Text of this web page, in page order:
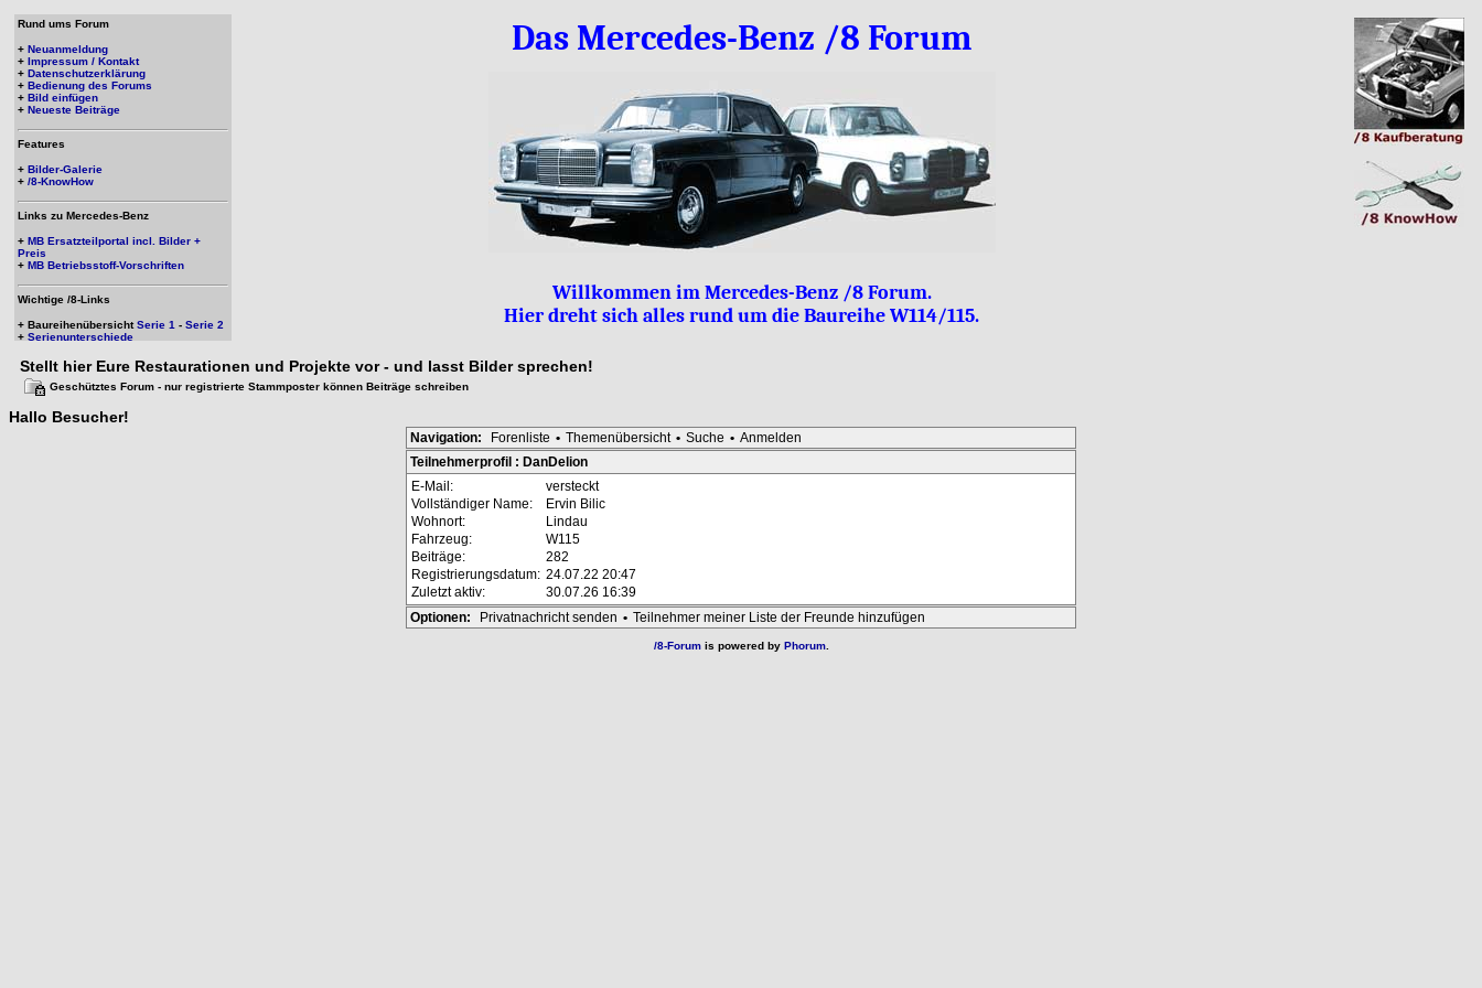
Rund ums Forum
+ Neuanmeldung
+ Impressum / Kontakt
+ Datenschutzerklärung
+ Bedienung des Forums
+ Bild einfügen
+ Neueste Beiträge
Features
+ Bilder-Galerie
+ /8-KnowHow
Links zu Mercedes-Benz
+ MB Ersatzteilportal incl. Bilder +
Preis
+ MB Betriebsstoff-Vorschriften
Wichtige /8-Links
+ BaureihenübersichtSerie 1 - Serie 2
+ Serienunterschiede
Das Mercedes-Benz /8 Forum
Willkommen im Mercedes-Benz /8 Forum.
Hier dreht sich alles rund um die Baureihe W114/115.
Stellt hier Eure Restaurationen und Projekte vor - und lasst Bilder sprechen!
Geschütztes Forum - nur registrierte Stammposter können Beiträge schreiben
Hallo Besucher!
Navigation: Forenliste • Themenübersicht • Suche • Anmelden
Teilnehmerprofil : DanDelion
E-Mail:
versteckt
Vollständiger Name:
Ervin Bilic
Wohnort:
Lindau
Fahrzeug:
W115
Beiträge:
282
Registrierungsdatum: 24.07.22 20:47
Zuletzt aktiv:
30.07.26 16:39
Optionen:
Privatnachricht senden • Teilnehmer meiner Liste der Freunde hinzufügen
/8-Forumis powered by Phorum.